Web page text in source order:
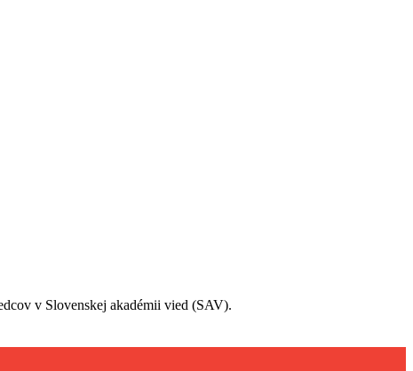
v Slovenskej akadémii vied (SAV).